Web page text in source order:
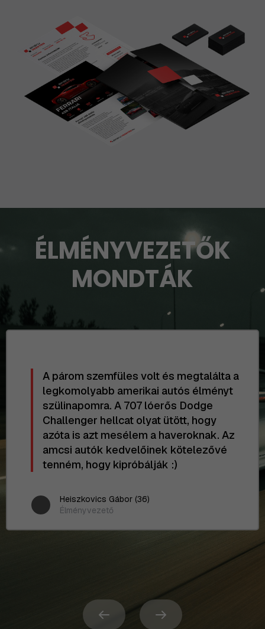
ÉLMÉNYVEZETŐK
MONDTÁK
A párom szemfüles volt és megtalálta a
legkomolyabb amerikai autós élményt
szülinapomra. A 707 lóerős Dodge
Challenger hellcat olyat ütött, hogy
azóta is azt mesélem a haveroknak. Az
amcsi autók kedvelőinek kötelezővé
tenném, hogy kipróbálják :)
Heiszkovics Gábor (36)
Élményvezető